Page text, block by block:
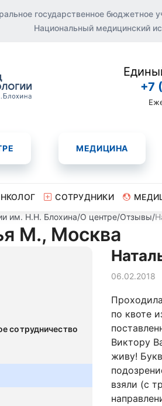
государственное бюджетное
Национальный медицинский
+7
МЕДИЦИНА
СОТРУДНИКИ
им. Н.Н. Блохина/О центре/Отзывы/
М., Москва
сотрудничество
06.02.2018
по квоте
Виктору
живу!
взяли (с